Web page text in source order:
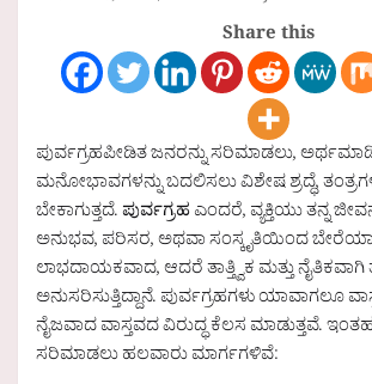
Share this
ಪುರ್ವಗ್ರಹಪೀಡಿತ ಜನರನ್ನು ಸರಿಮಾಡಲು,
ಮನೋಭಾವಗಳನ್ನು ಬದಲಿಸಲು ವಿಶೇಷ ಶ್ರದ್ಧೆ,
ಬೇಕಾಗುತ್ತದೆ.ಪುರ್ವಗ್ರಹಎಂದರೆ, ವ್ಯಕ್ತಿಯು ತನ್ನ
ಅನುಭವ, ಪರಿಸರ, ಅಥವಾ ಸಂಸ್ಕೃತಿಯಿಂದ
ಲಾಭದಾಯಕವಾದ, ಆದರೆ ತಾತ್ತ್ವಿಕ ಮತ್ತು ನೈತಿಕವಾಗಿ
ಅನುಸರಿಸುತ್ತಿದ್ದಾನೆ. ಪುರ್ವಗ್ರಹಗಳು ಯಾವಾಗಲೂ
ನೈಜವಾದ ವಾಸ್ತವದ ವಿರುದ್ಧ ಕೆಲಸ ಮಾಡುತ್ತವೆ.
ಸರಿಮಾಡಲು ಹಲವಾರು ಮಾರ್ಗಗಳಿವೆ: